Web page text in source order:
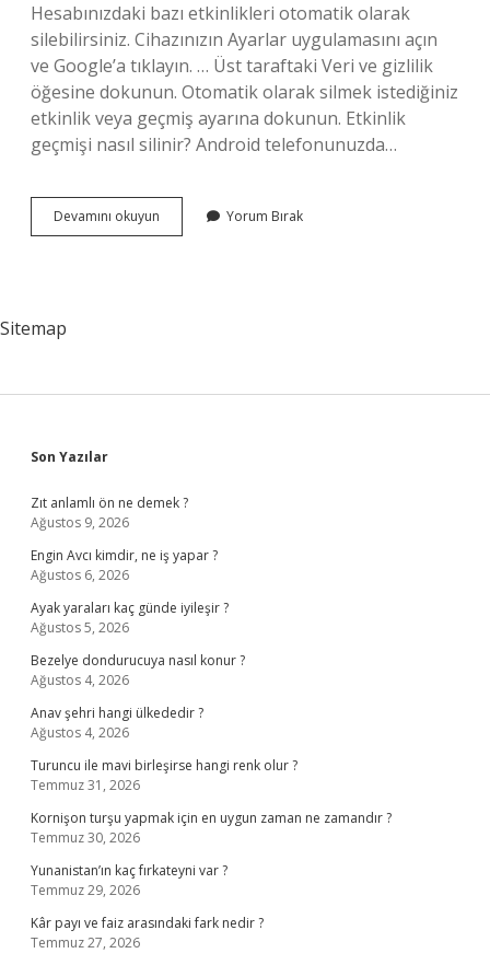
Hesabınızdaki bazı etkinlikleri otomatik olarak
silebilirsiniz. Cihazınızın Ayarlar uygulamasını açın
ve Google’a tıklayın. … Üst taraftaki Veri ve gizlilik
öğesine dokunun. Otomatik olarak silmek istediğiniz
etkinlik veya geçmiş ayarına dokunun. Etkinlik
geçmişi nasıl silinir? Android telefonunuzda…
Devamını okuyun
Activity
Yorum Bırak
Sitemap
Sidebar
Son Yazılar
Zıt anlamlı ön ne demek ?
Ağustos 9, 2026
Engin Avcı kimdir, ne iş yapar ?
Ağustos 6, 2026
Ayak yaraları kaç günde iyileşir ?
Ağustos 5, 2026
Bezelye dondurucuya nasıl konur ?
Ağustos 4, 2026
Anav şehri hangi ülkededir ?
Ağustos 4, 2026
Turuncu ile mavi birleşirse hangi renk olur ?
Temmuz 31, 2026
Kornişon turşu yapmak için en uygun zaman ne zamandır ?
Temmuz 30, 2026
Yunanistan’ın kaç fırkateyni var ?
Temmuz 29, 2026
Kâr payı ve faiz arasındaki fark nedir ?
Temmuz 27, 2026